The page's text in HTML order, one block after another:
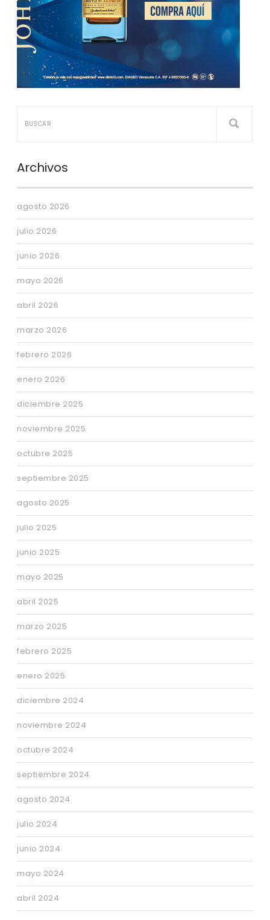
Archivos
agosto 2026
julio 2026
junio 2026
mayo 2026
abril 2026
marzo 2026
febrero 2026
enero 2026
diciembre 2025
noviembre 2025
octubre 2025
septiembre 2025
agosto 2025
julio 2025
junio 2025
mayo 2025
abril 2025
marzo 2025
febrero 2025
enero 2025
diciembre 2024
noviembre 2024
octubre 2024
septiembre 2024
agosto 2024
julio 2024
junio 2024
mayo 2024
abril 2024